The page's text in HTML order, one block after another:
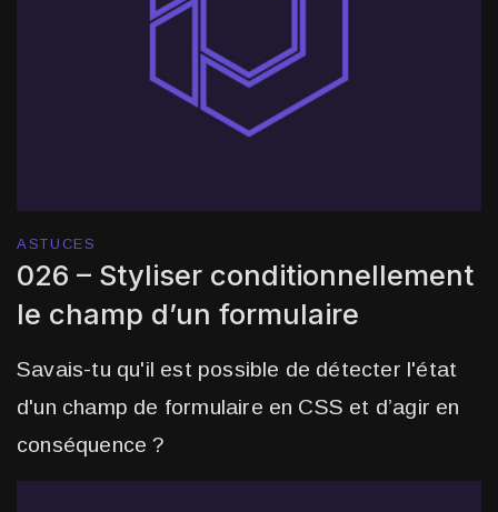
ASTUCES
026 – Styliser conditionnellement
le champ d’un formulaire
Savais-tu qu'il est possible de détecter l'état
d'un champ de formulaire en CSS et d’agir en
conséquence ?